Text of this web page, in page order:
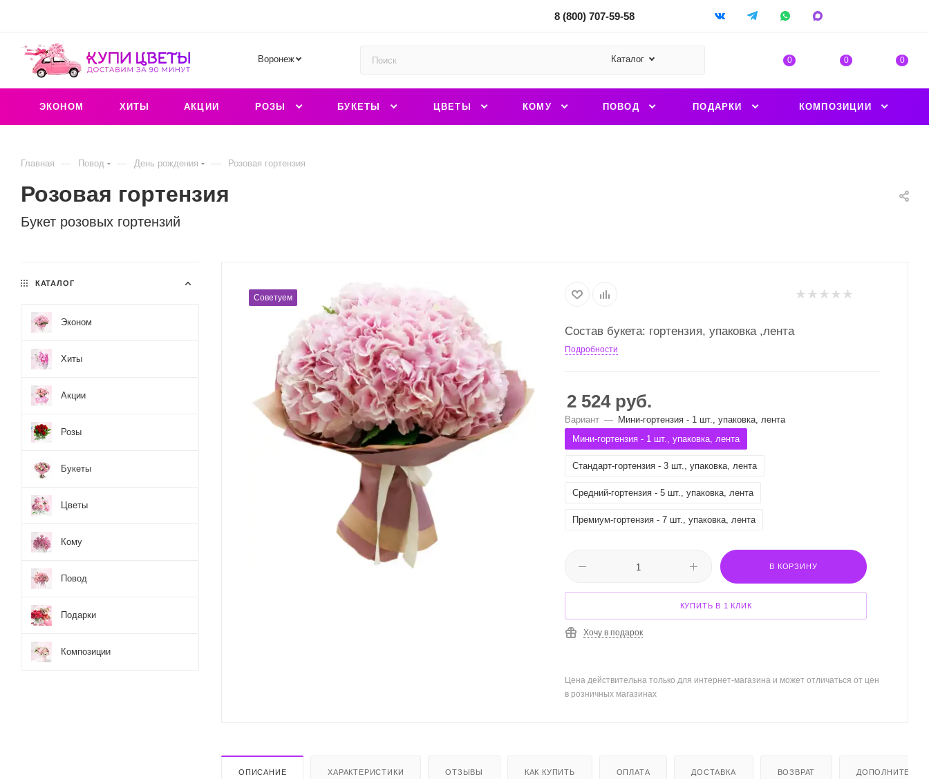
8 (800) 707-59-58
Воронеж Каталог 0 0 0
ЭКОНОМ ХИТЫ АКЦИИ РОЗЫ БУКЕТЫ ЦВЕТЫ КОМУ ПОВОД ПОДАРКИ КОМПОЗИЦИИ
Главная — Повод — День рождения — Розовая гортензия
Букет розовых гортензий
Розовая гортензия
Советуем
Состав букета: гортензия, упаковка ,лента
Подробности
2 524руб.
Вариант — Мини-гортензия - 1 шт., упаковка, лента
Мини-гортензия - 1 шт., упаковка, лента
Стандарт-гортензия - 3 шт., упаковка, лента
Средний-гортензия - 5 шт., упаковка, лента
Премиум-гортензия - 7 шт., упаковка, лента
В КОРЗИНУ
КУПИТЬ В 1 КЛИК
Хочу в подарок
Цена действительна только для интернет-магазина и может отличаться от цен
в розничных магазинах
ОПИСАНИЕ ХАРАКТЕРИСТИКИ ОТЗЫВЫ КАК КУПИТЬ ОПЛАТА ДОСТАВКА ВОЗВРАТ
КАТАЛОГ
Эконом
Хиты
Акции
Розы
Букеты
Цветы
Кому
Повод
Подарки
Композиции